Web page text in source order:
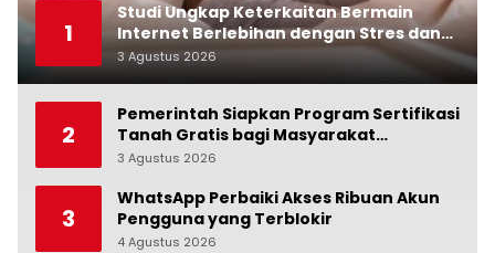
1
Studi Ungkap Keterkaitan Bermain
Internet Berlebihan dengan Stres dan
Suasana Hati
3 Agustus 2026
2
Pemerintah Siapkan Program Sertifikasi
Tanah Gratis bagi Masyarakat
Berpenghasilan Rendah
3 Agustus 2026
3
WhatsApp Perbaiki Akses Ribuan Akun
Pengguna yang Terblokir
4 Agustus 2026